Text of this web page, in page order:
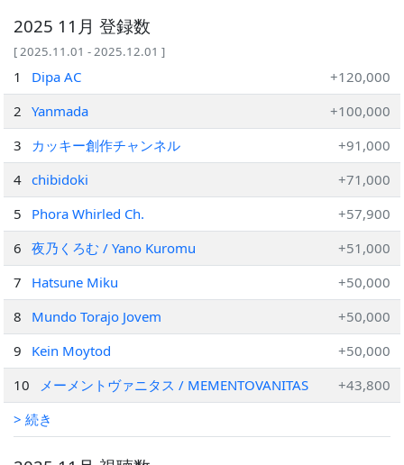
2025 11月 登録数
[ 2025.11.01 - 2025.12.01 ]
1 Dipa AC
+120,000
2
Yanmada
+100,000
3
カッキー創作チャンネル
+91,000
4 chibidoki
+71,000
5
Phora Whirled Ch.
+57,900
6
夜乃くろむ / Yano Kuromu
+51,000
7
Hatsune Miku
+50,000
8
Mundo Torajo Jovem
+50,000
9
Kein Moytod
+50,000
10
メーメントヴァニタス / MEMENTOVANITAS
+43,800
> 続き